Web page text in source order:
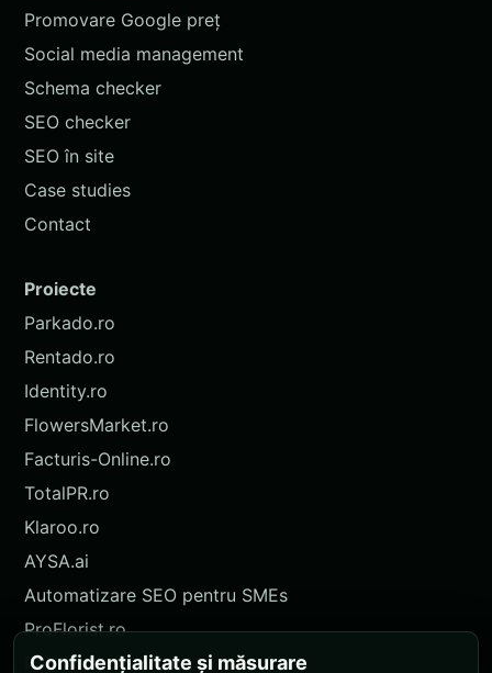
Promovare Google preț
Social media management
Schema checker
SEO checker
SEO în site
Case studies
Contact
Proiecte
Parkado.ro
Rentado.ro
Identity.ro
FlowersMarket.ro
Facturis-Online.ro
TotalPR.ro
Klaroo.ro
AYSA.ai
Automatizare SEO pentru SMEs
ProFlorist.ro
ProFlorist.de
Confidențialitate și măsurare